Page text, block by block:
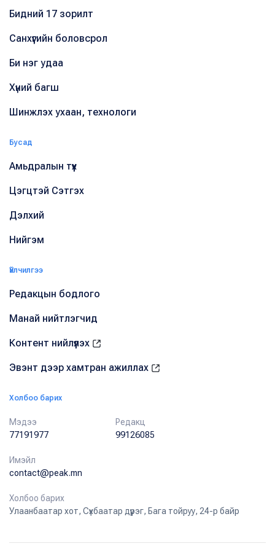
Бидний 17 зорилт
Санхүүгийн боловсрол
Би нэг удаа
Хүний багш
Шинжлэх ухаан, технологи
Бусад
Амьдралын түүх
Цэгцтэй Сэтгэх
Дэлхий
Нийгэм
Үйлчилгээ
Редакцын бодлого
Манай нийтлэгчид
Контент нийлүүлэх
Эвэнт дээр хамтран ажиллах
Холбоо барих
Мэдээ
77191977
Редакц
99126085
Имэйл
contact@peak.mn
Холбоо барих
Улаанбаатар хот, Сүхбаатар дүүрэг, Бага тойруу, 24-р байр